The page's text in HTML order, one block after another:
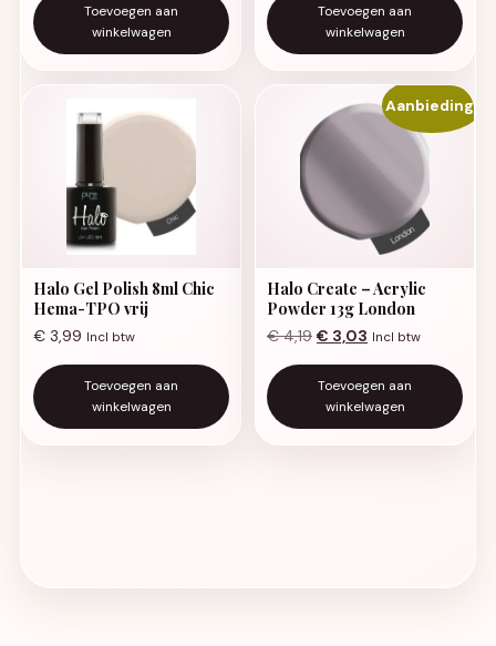
Toevoegen aan
winkelwagen
Toevoegen aan
winkelwagen
Halo Gel Polish 8ml Chic
Hema-TPO vrij
€ 3,99 Incl btw
Toevoegen aan
winkelwagen
Aanbieding!
Halo Create – Acrylic
Powder 13g London
€4,19 Oorspronkelijke prijs
€ 3,03 Huidige prijs is: €
Incl btw
Toevoegen aan
winkelwagen